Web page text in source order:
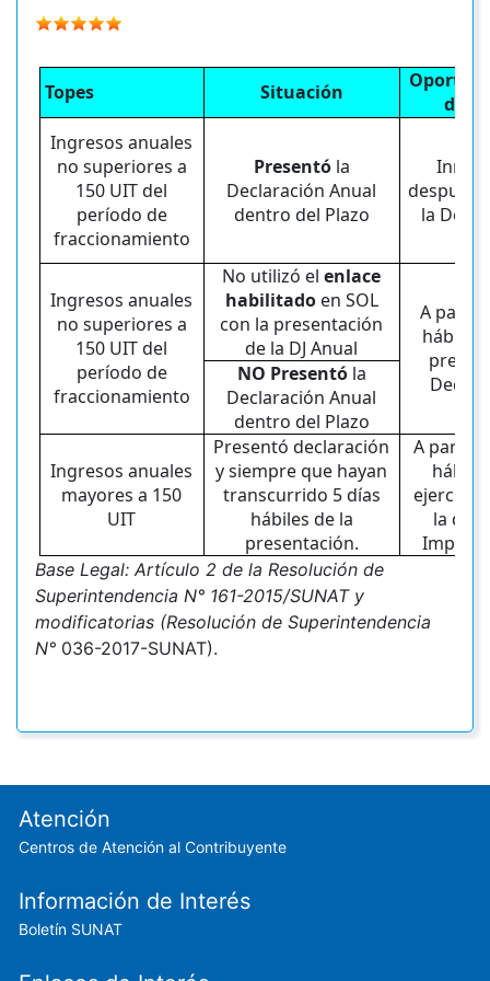
Topes Situación
de
Ingresos anuales
no superiores a
150 UIT del
período de
fraccionamiento
Presentóla
Declaración Anual
dentro del Plazo
después
la
Ingresos anuales
no superiores a
150 UIT del
período de
fraccionamiento
No utilizó elenlace
habilitadoen SOL
con la presentación
de la DJ Anual
A partir
hábil
NO Presentóla
Declaración Anual
dentro del Plazo
Ingresos anuales
mayores a 150
UIT
Presentó declaración
y siempre que hayan
transcurrido 5 días
hábiles de la
presentación.
A partir
hábil
ejercicio
la
Base Legal: Artículo 2 de la Resolución de
Superintendencia N° 161-2015/SUNAT y
modificatorias (Resolución de Superintendencia
N° 036-2017-SUNAT).
Footer menu
Atención
Centros de Atención al Contribuyente
Información de Interés
Boletín SUNAT